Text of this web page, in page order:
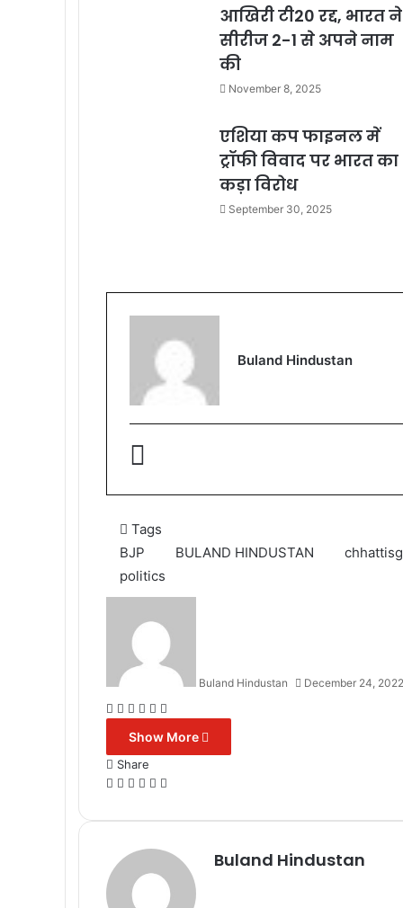
आखिरी टी20 रद्द, भारत ने
सीरीज 2-1 से अपने नाम
की
November 8, 2025
एशिया कप फाइनल में
ट्रॉफी विवाद पर भारत का
कड़ा विरोध
September 30, 2025
Buland Hindustan
Tags
BJP
BULAND HINDUSTAN
politics
Buland Hindustan December 24, 2022
Facebook
X Messenger
Messenger
WhatsApp
Show More
Share
Facebook
X Messenger
Messenger
WhatsApp
Buland Hindustan